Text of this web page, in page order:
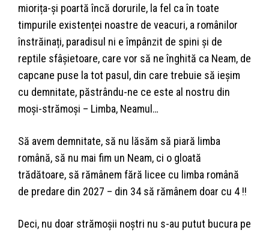
miorița-și poartă încă dorurile, la fel ca în toate
timpurile existenței noastre de veacuri, a românilor
înstrăinați, paradisul ni e împânzit de spini și de
reptile sfâșietoare, care vor să ne înghită ca Neam, de
capcane puse la tot pasul, din care trebuie să ieșim
cu demnitate, păstrându-ne ce este al nostru din
moși-strămoși – Limba, Neamul…
Să avem demnitate, să nu lăsăm să piară limba
română, să nu mai fim un Neam, ci o gloată
trădătoare, să rămânem fără licee cu limba română
de predare din 2027 – din 34 să rămânem doar cu 4 !!
Deci, nu doar strămoșii noștri nu s-au putut bucura pe